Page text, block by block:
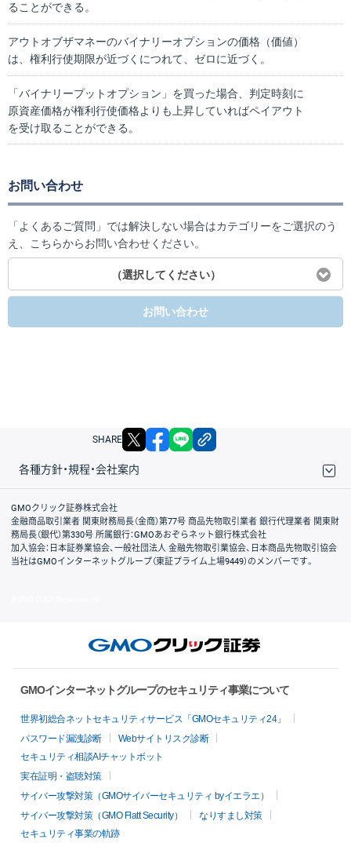
ることができる。
アウトオブザマネーのバイナリーオプションの価格（価値）
は、権利行使期限が近づくにつれて、ゼロに近づく。
「バイナリープットオプション」を買った場合、判定時刻に
原資産価格が権利行使価格よりも上昇していればペイアウト
を受け取ることができる。
お問い合わせ
「よくあるご質問」では解決しない場合はカテゴリーをご選択のう
え、こちらからお問い合わせください。
（選択してください）
お問い合わせ
SHARE X facebook
各種方針・規程・会社案内
取引規程・約款
サイトマップ
その他のご案内
個人情報保護方針
最良執行方針
サイトのご利用について
ディスクレイマー
信託保全
リスク説明
会社案内
GMOクリック証券株式会社
金融商品取引業者 関東財務局長（金商）第77号 商品先物取引業者 銀行代理業者 関東財
務局長（銀代）第330号 所属銀行：GMOあおぞらネット銀行株式会社
加入協会：日本証券業協会、一般社団法人 金融先物取引業協会、日本商品先物取引協会
当社はGMOインターネットグループ（東証プライム上場9449）のメンバーです。
GMOインターネットグループのセキュリティ事業について
世界初総合ネットセキュリティサービス「GMOセキュリティ24」
パスワード漏洩診断
Webサイトリスク診断
セキュリティ相談AIチャットボット
実在証明・盗聴対策
サイバー攻撃対策（GMOサイバーセキュリティ byイエラエ）
サイバー攻撃対策（GMO Flatt Security）
なりすまし対策
セキュリティ事業の軌跡